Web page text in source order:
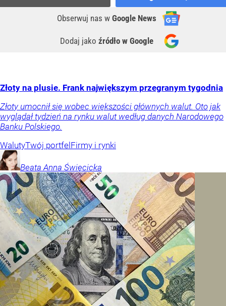
Obserwuj nas w Google News
Dodaj jako źródło w Google
Złoty na plusie. Frank największym przegranym tygodnia
Złoty umocnił się wobec większości głównych walut. Oto jak
wyglądał tydzień na rynku walut według danych Narodowego
Banku Polskiego.
WalutyTwój portfelFirmy i rynki
Beata Anna Święcicka